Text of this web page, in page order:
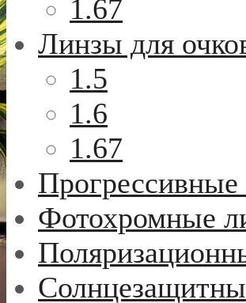
1.67
Линзы для
1.5
1.6
1.67
Фотохромные